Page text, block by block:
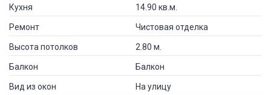
Кухня 14.90 кв.м.
Ремонт Чистовая отделка
Высота потолков 2.80 м.
Балкон Балкон
Вид из окон На улицу